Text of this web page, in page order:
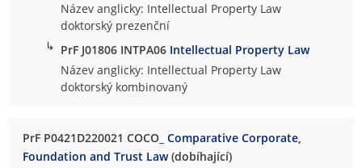
Název anglicky: Intellectual Property Law
doktorský prezenční
↳ PrF J01806 INTPA06 Intellectual Property Law
Název anglicky: Intellectual Property Law
doktorský kombinovaný
PrF P0421D220021 COCO_Comparative Corporate,
Foundation and Trust Law(dobíhající)